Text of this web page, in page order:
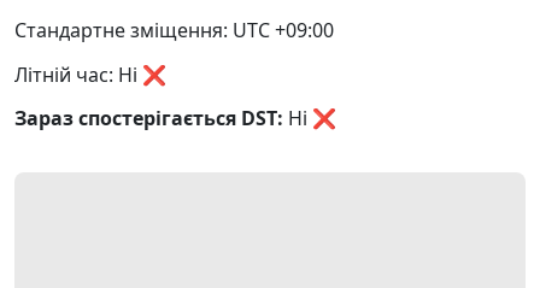
Стандартне зміщення: UTC +09:00
Літній час: Ні ❌
Зараз спостерігається DST: Ні ❌